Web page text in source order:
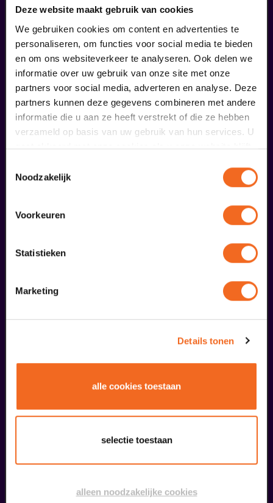
Deze website maakt gebruik van cookies
We gebruiken cookies om content en advertenties te
personaliseren, om functies voor social media te bieden
en om ons websiteverkeer te analyseren. Ook delen we
informatie over uw gebruik van onze site met onze
partners voor social media, adverteren en analyse. Deze
partners kunnen deze gegevens combineren met andere
informatie die u aan ze heeft verstrekt of die ze hebben
verzameld op basis van uw gebruik van hun services. U
gaat akkoord met onze cookies als u onze website blijft
Noodzakelijk
Voorkeuren
Statistieken
Marketing
Details tonen
alle cookies toestaan
selectie toestaan
alleen noodzakelijke cookies
09
september
Coming On Strong
v.a. € 37,50
20